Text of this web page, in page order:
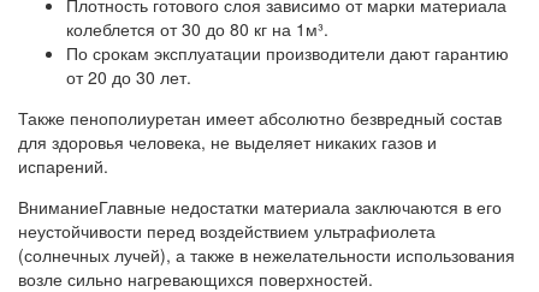
колеблется от 30 до 80 кг на 1м³.
По срокам эксплуатации производители дают гарантию
от 20 до 30 лет.
Также пенополиуретан имеет абсолютно безвредный состав
для здоровья человека, не выделяет никаких газов и
испарений.
ВниманиеГлавные недостатки материала заключаются в его
неустойчивости перед воздействием ультрафиолета
(солнечных лучей), а также в нежелательности использования
возле сильно нагревающихся поверхностей.